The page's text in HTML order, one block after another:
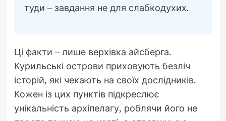
туди – завдання не для слабкодухих.
Ці факти – лише верхівка айсберга.
Курильські острови приховують безліч
історій, які чекають на своїх дослідників.
Кожен із цих пунктів підкреслює
унікальність архіпелагу, роблячи його не